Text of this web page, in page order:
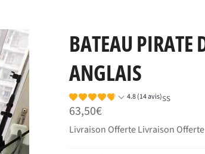
BATEAU PIRATE
ANGLAIS
4.8 (14 avis)ss
Prix
régulier
63,50€
Livraison Offerte Livraison Offerte